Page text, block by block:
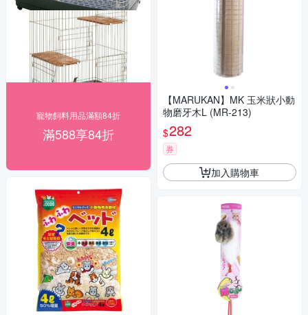
寵物飼料用品滿額84折
滿588享84折
【MARUKAN】MK 玉米狀小動
物磨牙木L (MR-213)
$282
券
加入購物車